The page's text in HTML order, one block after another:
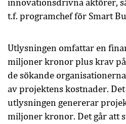
innovationsdrivna aktörer,
t.f. programchef för Smart
Utlysningen omfattar en
miljoner kronor plus krav
de sökande
av projektens kostnader.
utlysningen genererar
miljoner kronor. Det går att